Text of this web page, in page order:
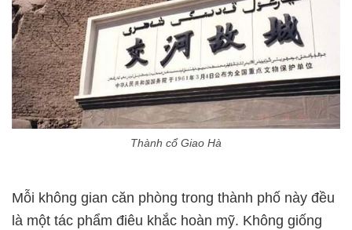
Thành cổ Giao Hà
Mỗi không gian căn phòng trong thành phố này đều
là một tác phẩm điêu khắc hoàn mỹ. Không giống